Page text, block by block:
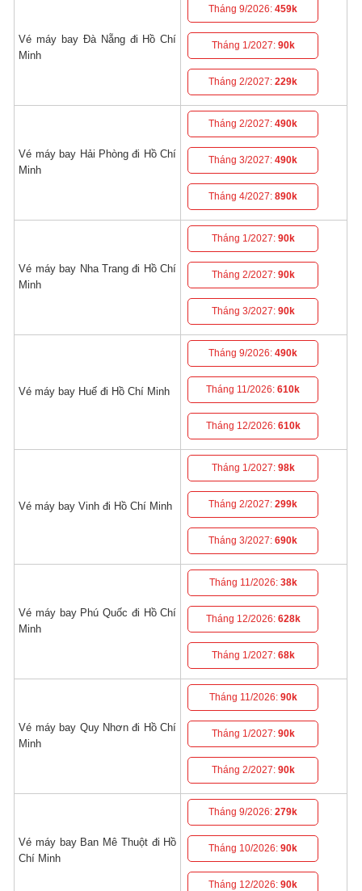
Vé máy bay Đà Nẵng đi Hồ Chí
Minh
Tháng 9/2026:459k
Tháng 1/2027: 90k
Tháng 2/2027:229k
Vé máy bay Hải Phòng đi Hồ Chí
Minh
Tháng 2/2027:490k
Tháng 3/2027:490k
Tháng 4/2027:890k
Vé máy bay Nha Trang đi Hồ Chí
Minh
Tháng 1/2027: 90k
Tháng 2/2027: 90k
Tháng 3/2027: 90k
Vé máy bay Huế đi Hồ Chí Minh
Tháng 9/2026:490k
Tháng 11/2026:610k
Tháng 12/2026: 610k
Vé máy bay Vinh đi Hồ Chí Minh
Tháng 1/2027: 98k
Tháng 2/2027:299k
Tháng 3/2027:690k
Vé máy bay Phú Quốc đi Hồ Chí
Minh
Tháng 11/2026: 38k
Tháng 12/2026: 628k
Tháng 1/2027: 68k
Vé máy bay Quy Nhơn đi Hồ Chí
Minh
Tháng 11/2026: 90k
Tháng 1/2027: 90k
Tháng 2/2027: 90k
Vé máy bay Ban Mê Thuột đi Hồ
Chí Minh
Tháng 9/2026:279k
Tháng 10/2026:90k
Tháng 12/2026:90k